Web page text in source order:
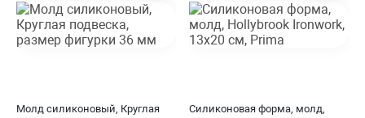
Молд силиконовый, Круглая
Силиконовая форма, молд,